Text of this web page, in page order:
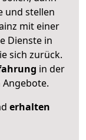
und stellen
mit einer
Dienste in
sich zurück.
in der
erhalten